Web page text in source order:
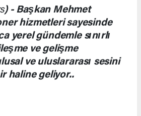
) - Başkan Mehmet
hizmetleri sayesinde
yerel gündemle sınırlı
ve gelişme
ve uluslararası sesini
haline geliyor..